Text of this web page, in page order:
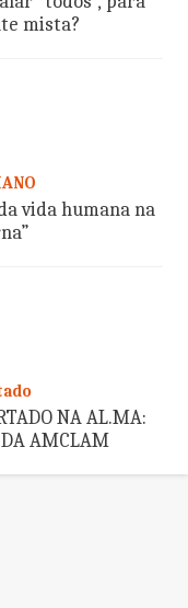
mista?
vida humana na
NA AL.MA:
DA AMCLAM